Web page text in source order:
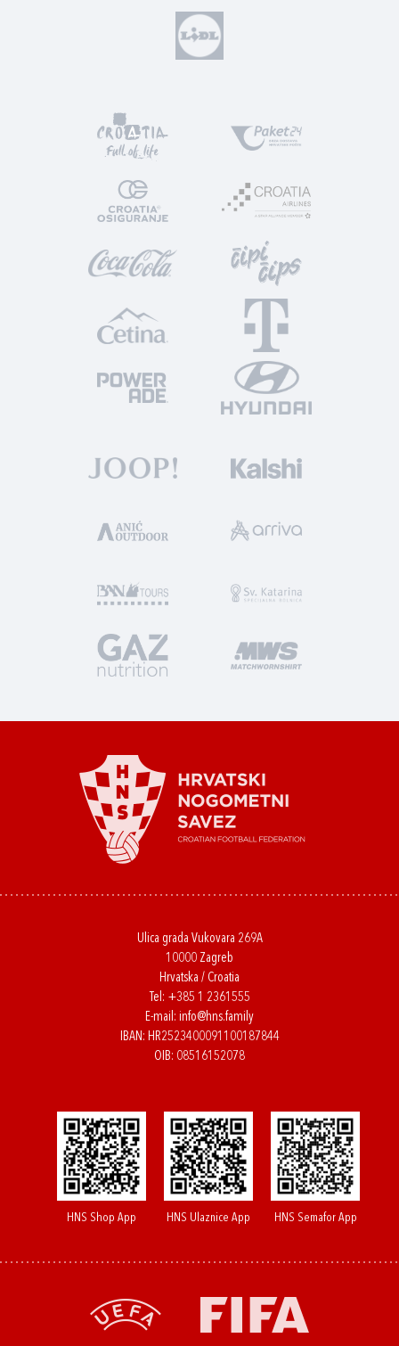
Ulica grada Vukovara 269A
10000 Zagreb
Hrvatska / Croatia
Tel: +385 1 2361555
E-mail: info@hns.family
IBAN: HR2523400091100187844
OIB: 08516152078
HNS Shop App HNS Ulaznice App HNS Semafor App